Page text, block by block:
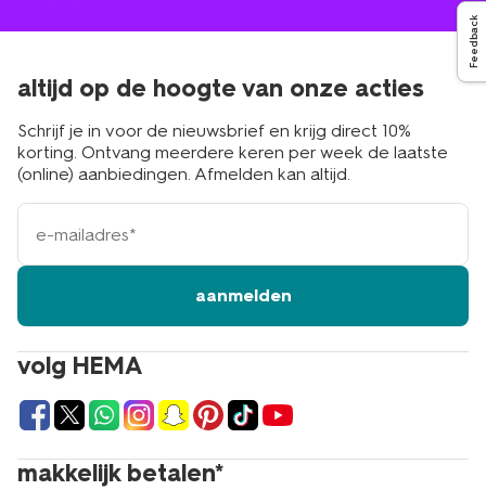
Feedback
volg HEMA
makkelijk betalen*
altijd op de hoogte van onze acties
Schrijf je in voor de nieuwsbrief en krijg direct 10%
korting. Ontvang meerdere keren per week de laatste
(online) aanbiedingen. Afmelden kan altijd.
e-
mailadres
aanmelden